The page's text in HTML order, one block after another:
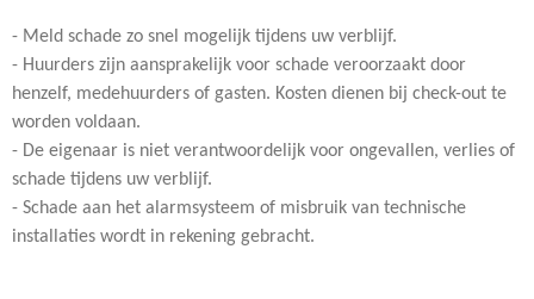
- Meld schade zo snel mogelijk tijdens uw verblijf.
- Huurders zijn aansprakelijk voor schade veroorzaakt door
henzelf, medehuurders of gasten. Kosten dienen bij check-out te
worden voldaan.
- De eigenaar is niet verantwoordelijk voor ongevallen, verlies of
schade tijdens uw verblijf.
- Schade aan het alarmsysteem of misbruik van technische
installaties wordt in rekening gebracht.